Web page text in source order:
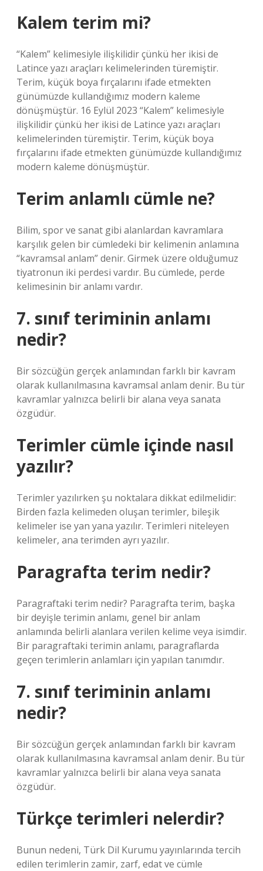
Kalem terim mi?
“Kalem” kelimesiyle ilişkilidir çünkü her ikisi de
Latince yazı araçları kelimelerinden türemiştir.
Terim, küçük boya fırçalarını ifade etmekten
günümüzde kullandığımız modern kaleme
dönüşmüştür. 16 Eylül 2023 “Kalem” kelimesiyle
ilişkilidir çünkü her ikisi de Latince yazı araçları
kelimelerinden türemiştir. Terim, küçük boya
fırçalarını ifade etmekten günümüzde kullandığımız
modern kaleme dönüşmüştür.
Terim anlamlı cümle ne?
Bilim, spor ve sanat gibi alanlardan kavramlara
karşılık gelen bir cümledeki bir kelimenin anlamına
“kavramsal anlam” denir. Girmek üzere olduğumuz
tiyatronun iki perdesi vardır. Bu cümlede, perde
kelimesinin bir anlamı vardır.
7. sınıf teriminin anlamı
nedir?
Bir sözcüğün gerçek anlamından farklı bir kavram
olarak kullanılmasına kavramsal anlam denir. Bu tür
kavramlar yalnızca belirli bir alana veya sanata
özgüdür.
Terimler cümle içinde nasıl
yazılır?
Terimler yazılırken şu noktalara dikkat edilmelidir:
Birden fazla kelimeden oluşan terimler, bileşik
kelimeler ise yan yana yazılır. Terimleri niteleyen
kelimeler, ana terimden ayrı yazılır.
Paragrafta terim nedir?
Paragraftaki terim nedir? Paragrafta terim, başka
bir deyişle terimin anlamı, genel bir anlam
anlamında belirli alanlara verilen kelime veya isimdir.
Bir paragraftaki terimin anlamı, paragraflarda
geçen terimlerin anlamları için yapılan tanımdır.
7. sınıf teriminin anlamı
nedir?
Bir sözcüğün gerçek anlamından farklı bir kavram
olarak kullanılmasına kavramsal anlam denir. Bu tür
kavramlar yalnızca belirli bir alana veya sanata
özgüdür.
Türkçe terimleri nelerdir?
Bunun nedeni, Türk Dil Kurumu yayınlarında tercih
edilen terimlerin zamir, zarf, edat ve cümle